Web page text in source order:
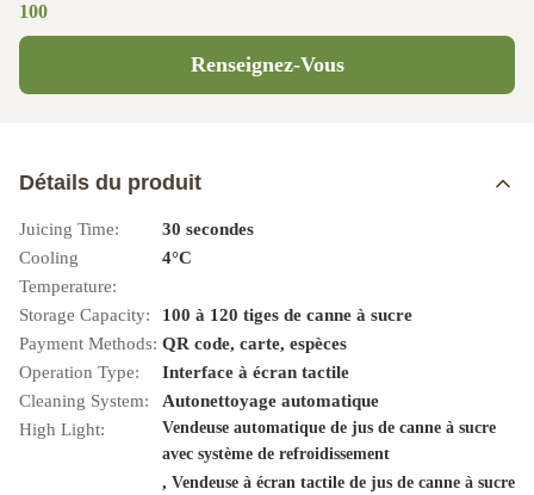
100
Renseignez-Vous
Détails du produit
Juicing Time:
30 secondes
Cooling
Temperature:
4°C
Storage Capacity:
100 à 120 tiges de canne à sucre
Payment Methods: QR code, carte, espèces
Operation Type:
Interface à écran tactile
Cleaning System:
Autonettoyage automatique
High Light:
Vendeuse automatique de jus de canne à sucre
avec système de refroidissement
, Vendeuse à écran tactile de jus de canne à sucre